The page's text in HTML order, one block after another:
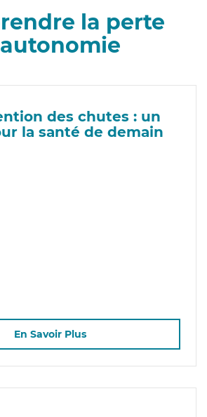
la perte
des chutes : un
la santé de demain
En Savoir Plus